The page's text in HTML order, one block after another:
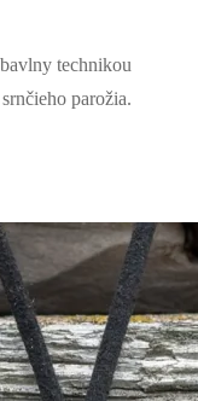
technikou
parožia.